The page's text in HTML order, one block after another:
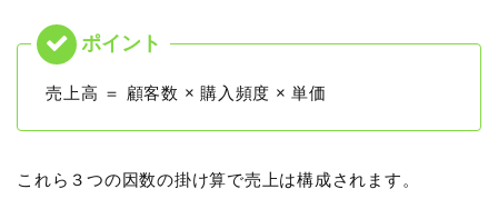
売上高 ＝ 顧客数 × 購入頻度 × 単価
これら３つの因数の掛け算で売上は構成されます。